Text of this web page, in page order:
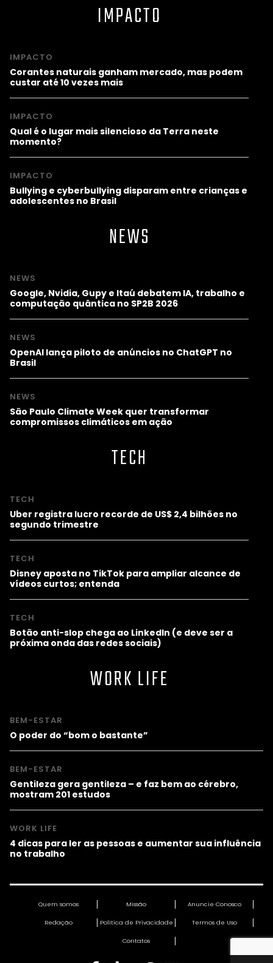
IMPACTO
IMPACTO
Corantes naturais ganham mercado, mas podem
custar até 10 vezes mais
IMPACTO
Qual é o lugar mais silencioso da Terra neste
momento?
IMPACTO
Bullying e cyberbullying disparam entre crianças e
adolescentes no Brasil
NEWS
NEWS
Google, Nvidia, Gupy e Itaú debatem IA, trabalho e
computação quântica no SP2B 2026
NEWS
OpenAI lança piloto de anúncios no ChatGPT no
Brasil
NEWS
São Paulo Climate Week quer transformar
compromissos climáticos em ação
TECH
TECH
Uber registra lucro recorde de US$ 2,4 bilhões no
segundo trimestre
TECH
Disney aposta no TikTok para ampliar alcance de
vídeos curtos; entenda
TECH
Botão anti-slop chega ao LinkedIn (e deve ser a
próxima onda das redes sociais)
WORK LIFE
BEM-ESTAR
O poder do “bom o bastante”
BEM-ESTAR
Gentileza gera gentileza – e faz bem ao cérebro,
mostram 201 estudos
WORK LIFE
4 dicas para ler as pessoas e aumentar sua influência
no trabalho
Quem somos Missão Anuncie Conosco
Redação Política de Privacidade Termos de Uso
Contatos